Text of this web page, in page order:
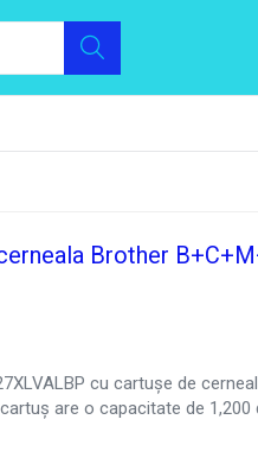
Brother
cu cartușe de
are o capacitate de 1,200